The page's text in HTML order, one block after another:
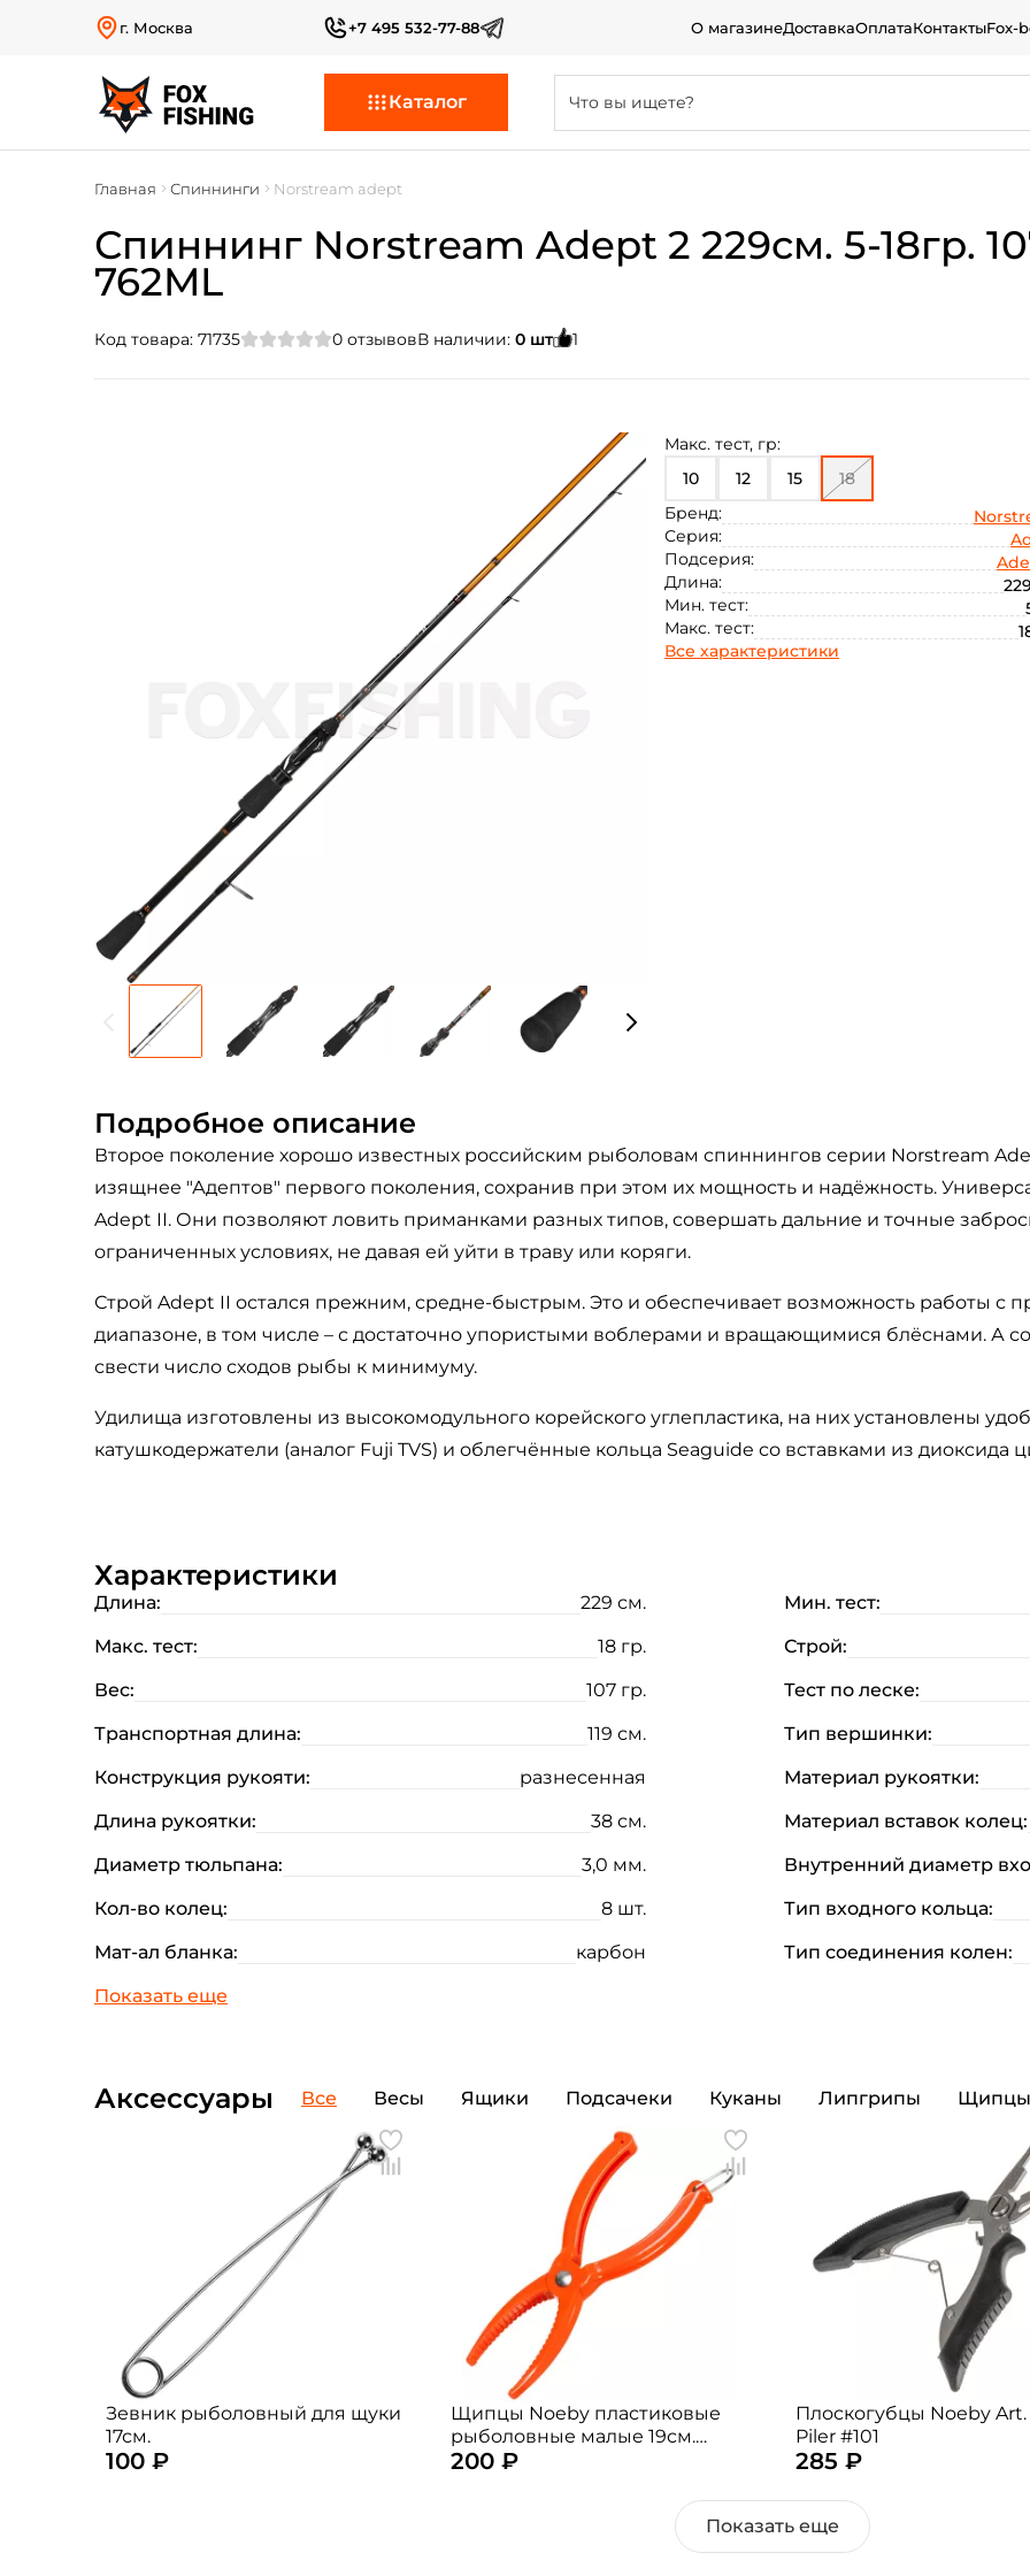
г. Москва +7 495 532-77-88 О магазинеДоставкаОплатаКонтактыFox-
Каталог
Главная Спиннинги Norstream adept
Спиннинг Norstream Adept 2 229см. 5-18гр.
762ML
Код товара: 71735 0 отзывовВ наличии: 0 шт 1
Макс. тест, гр:
10
12 15
18
Бренд:
Серия:
Подсерия:
Длина:
Мин. тест:
Макс. тест:
Все характеристики
Подробное описание
Второе поколение хорошо известных российским рыболовам спиннингов серии Norstream
изящнее "Адептов" первого поколения, сохранив при этом их мощность и надёжность.
Adept II. Они позволяют ловить приманками разных типов, совершать дальние и точные
ограниченных условиях, не давая ей уйти в траву или коряги.
Строй Adept II остался прежним, средне-быстрым. Это и обеспечивает возможность работы с
диапазоне, в том числе – с достаточно упористыми воблерами и вращающимися блёснами. А
свести число сходов рыбы к минимуму.
Удилища изготовлены из высокомодульного корейского углепластика, на них установлены
катушкодержатели (аналог Fuji TVS) и облегчённые кольца Seaguide со вставками из диоксида
Характеристики
Длина: 229 см. Мин. тест:
Макс. тест:
18 гр. Строй:
Вес:
107 гр. Тест по леске:
Транспортная длина:
119 см. Тип вершинки:
Конструкция рукояти:
разнесенная Материал рукоятки:
Длина рукоятки:
38 см. Материал вставок колец:
Диаметр тюльпана:
3,0 мм. Внутренний диаметр
Кол-во колец:
8 шт. Тип входного кольца:
Мат-ал бланка:
карбон Тип соединения колен:
Аксессуары Все Весы Ящики Подсачеки Куканы Липгрипы Щипцы
Зевник рыболовный для щуки
17см.
100 ₽
Щипцы Noeby пластиковые
рыболовные малые 19см.
(цвет: случайный)
200 ₽
Плоскогубцы Noeby Art.
Piler #101
285 ₽
Показать еще
Создать аккаунт